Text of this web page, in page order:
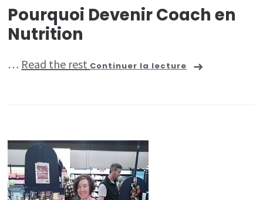
Pourquoi Devenir Coach en
Nutrition
… Read the rest Continuer la lecture